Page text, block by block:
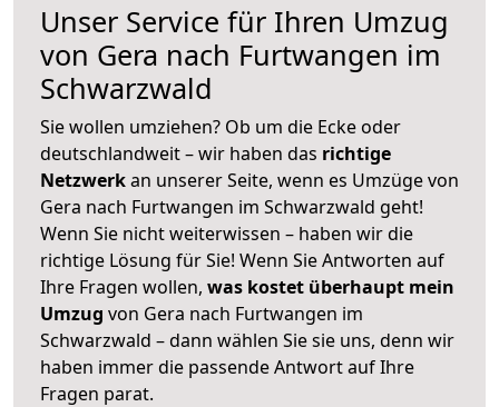
Unser Service für Ihren Umzug
von Gera nach Furtwangen im
Schwarzwald
Sie wollen umziehen? Ob um die Ecke oder
deutschlandweit – wir haben das richtige
Netzwerkan unserer Seite, wenn es Umzüge von
Gera nach Furtwangen im Schwarzwald geht!
Wenn Sie nicht weiterwissen – haben wir die
richtige Lösung für Sie! Wenn Sie Antworten auf
Ihre Fragen wollen, was kostet überhaupt mein
Umzug von Gera nach Furtwangen im
Schwarzwald – dann wählen Sie sie uns, denn wir
haben immer die passende Antwort auf Ihre
Fragen parat.